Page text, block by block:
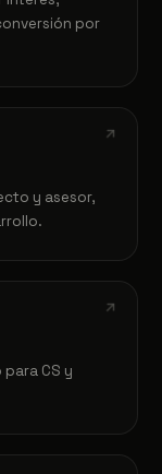
por
y asesor,
CS y